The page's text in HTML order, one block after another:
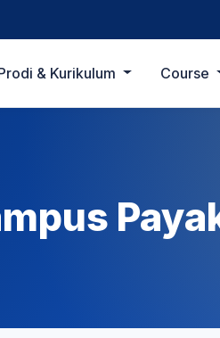
& Kurikulum Course